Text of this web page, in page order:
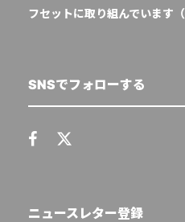
フセットに取り組んでいます（
SNSでフォローする
ニュースレター登録